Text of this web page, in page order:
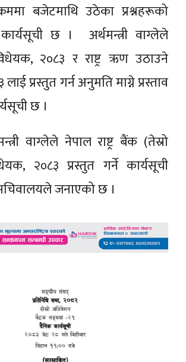
बजेटमाथि उठेका प्रश्नहरूको
छ । अर्थमन्त्री वाग्लेले
२०८३ र राष्ट्र ऋण उठाउने
प्रस्तुत गर्न अनुमति माग्ने प्रस्ताव
छ ।
वाग्लेले नेपाल राष्ट्र बैंक (तेस्रो
२०८३ प्रस्तुत गर्ने कार्यसूची
जनाएको छ ।